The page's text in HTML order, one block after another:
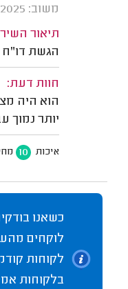
משוב: 30/01/2025
תיאור
הגשת דו"ח
חוות דעת:
הוא היה
יותר נמוך
איכות 10
כשאנו
לוקחים
לקוחות
בלקוחות